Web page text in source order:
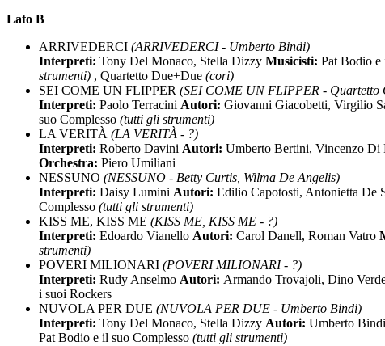
Lato B
ARRIVEDERCI (ARRIVEDERCI - Umberto Bindi)
Interpreti: Tony Del Monaco, Stella Dizzy Musicisti: Pat Bodio e
strumenti) , Quartetto Due+Due (cori)
SEI COME UN FLIPPER (SEI COME UN FLIPPER - Quartetto
Interpreti: Paolo Terracini Autori: Giovanni Giacobetti, Virgilio
suo Complesso (tutti gli strumenti)
LA VERITÀ (LA VERITÀ - ?)
Interpreti: Roberto Davini Autori: Umberto Bertini, Vincenzo Di
Orchestra: Piero Umiliani
NESSUNO (NESSUNO - Betty Curtis, Wilma De Angelis)
Interpreti: Daisy Lumini Autori: Edilio Capotosti, Antonietta De
Complesso (tutti gli strumenti)
KISS ME, KISS ME (KISS ME, KISS ME - ?)
Interpreti: Edoardo Vianello Autori: Carol Danell, Roman Vatro
strumenti)
POVERI MILIONARI (POVERI MILIONARI - ?)
Interpreti: Rudy Anselmo Autori: Armando Trovajoli, Dino
i suoi Rockers
NUVOLA PER DUE (NUVOLA PER DUE - Umberto Bindi)
Interpreti: Tony Del Monaco, Stella Dizzy Autori: Umberto
Pat Bodio e il suo Complesso (tutti gli strumenti)